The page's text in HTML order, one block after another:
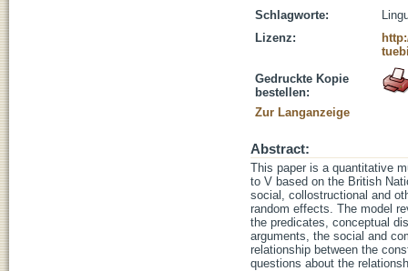
Schlagworte:
Lizenz:
Gedruckte Kopie
bestellen:
Zur Langanzeige
Abstract:
This paper is a quantitative
to V based on the British
social, collostructional and
random effects. The model
the predicates, conceptual
arguments, the social and
relationship between the
questions about the